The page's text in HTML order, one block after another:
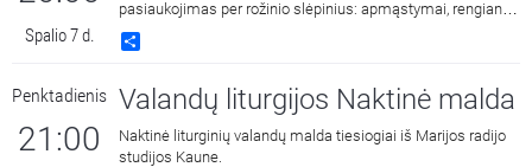
Spalio 7 d.
pasiaukojimas per rožinio slėpinius: apmąstymai, rengiantis
visiškai pasiaukoti Jėzui per Mariją“ pristato Dalia
Mackelienė ir Milda Vitkutė.
Penktadienis
21:00
Valandų liturgijos Naktinė malda
Naktinė liturginių valandų malda tiesiogiai iš Marijos radijo
studijos Kaune.